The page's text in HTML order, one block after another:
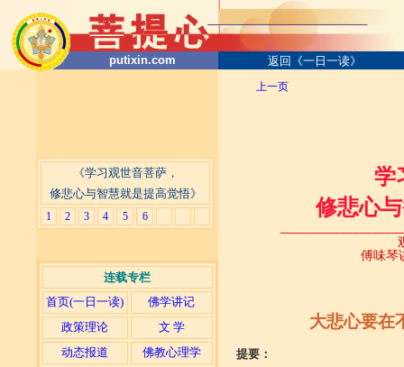
putixin.com 返回《一日一读》
《学习观世音菩萨，
修悲心与智慧就是提高觉悟》
1 2 3 4 5 6
连载专栏
首页(一日一读)
佛学讲记
政策理论
文 学
动态报道
佛教心理学
上一页
学
修悲心
傅味琴
大悲心要在
提要：